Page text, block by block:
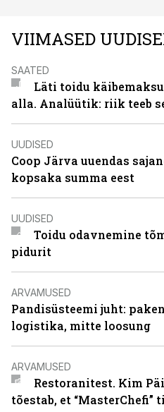
VIIMASED
SAATED
Läti toidu
alla. Analüütik: riik teeb
UUDISED
Coop Järva uuendas
kopsaka summa eest
UUDISED
Toidu odavnemine
pidurit
ARVAMUSED
Pandisüsteemi juht:
logistika, mitte loosung
ARVAMUSED
Restoranitest. Kim
tõestab, et